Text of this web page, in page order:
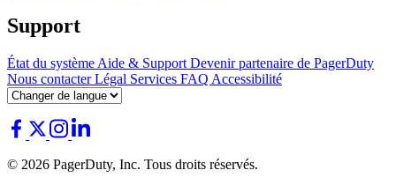
Support
État du système Aide & Support Devenir partenaire de PagerDuty
Nous contacterLégal Services FAQ Accessibilité
© 2026 PagerDuty, Inc. Tous droits réservés.